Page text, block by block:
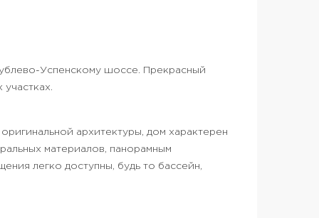
Успенскому шоссе. Прекрасный
архитектуры, дом характерен
материалов, панорамным
легко доступны, будь то бассейн,